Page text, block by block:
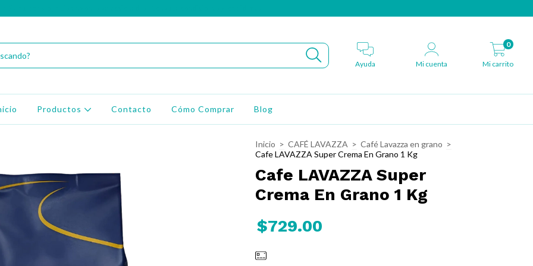
Ayuda Mi cuenta Mi carrito
0
Productos Contacto Cómo Comprar Blog
Inicio > CAFÉ LAVAZZA > Café Lavazza en grano >
Cafe LAVAZZA Super Crema En Grano 1 Kg
Cafe LAVAZZA Super
Crema En Grano 1 Kg
$729.00